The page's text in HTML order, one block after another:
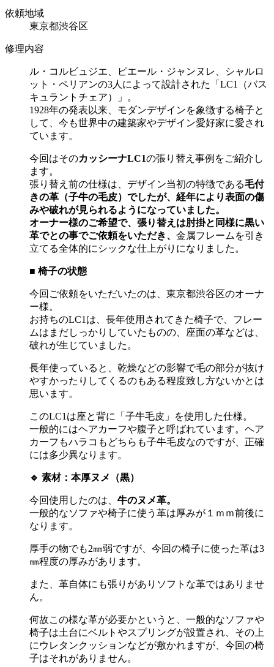
依頼地域
東京都渋谷区
修理内容
ル・コルビュジエ、ピエール・ジャンヌレ、シャルロ
ット・ペリアンの3人によって設計された「 LC1
（バス
キュラントチェア）」。
1928年の発表以来、モダンデザインを象徴する椅子と
して、今も世界中の建築家やデザイン愛好家に愛され
ています。
今回はそのカッシーナLC1の張り替え事例をご紹介し
ます。
張り替え前の仕様は、デザイン当初の特徴である毛付
きの革（子牛の毛皮）でしたが、経年により表面の傷
みや破れが見られるようになっていました。
オーナー様のご希望で、張り替えは肘掛と同様に黒い
革でとの事でご依頼をいただき、 金属フレームを引き
立てる全体的にシックな仕上がりになりました。
■ 椅子の状態
今回ご依頼をいただいたのは、東京都渋谷区のオーナ
ー様。
お持ちのLC1 は、長年使用されてきた椅子で、フレー
ムはまだしっかりしていたものの、座面の革などは、
破れが生じていました。
長年使っていると、乾燥などの影響で毛の部分が抜け
やすかったりしてくるのもある程度致し方ないかとは
思います。
このLC1 は座と背に「子牛毛皮」を使用した仕様。
一般的にはヘアカーフや腹子と呼ばれています。ヘア
カーフもハラコもどちらも子牛毛皮なのですが、正確
には多少異なります。
🔹 素材：本厚ヌメ（黒）
今回使用したのは、 牛のヌメ革。
一般的なソファや椅子に使う革は厚みが１ｍｍ前後に
なります。
厚手の物でも2㎜弱ですが、今回の椅子に使った革は3
㎜程度の厚みがあります。
また、革自体にも張りがありソフトな革ではありませ
ん。
何故この様な革が必要かというと、一般的なソファや
椅子は土台にベルトやスプリングが設置され、その上
にウレタンクッションなどが敷かれますが、今回の椅
子はそれがありません。